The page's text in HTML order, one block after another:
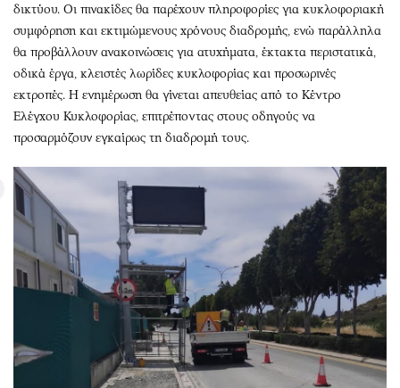
δικτύου. Οι πινακίδες θα παρέχουν πληροφορίες για κυκλοφοριακή
συμφόρηση και εκτιμώμενους χρόνους διαδρομής, ενώ παράλληλα
θα προβάλλουν ανακοινώσεις για ατυχήματα, έκτακτα περιστατικά,
οδικά έργα, κλειστές λωρίδες κυκλοφορίας και προσωρινές
εκτροπές. Η ενημέρωση θα γίνεται απευθείας από το Κέντρο
Ελέγχου Κυκλοφορίας, επιτρέποντας στους οδηγούς να
προσαρμόζουν εγκαίρως τη διαδρομή τους.